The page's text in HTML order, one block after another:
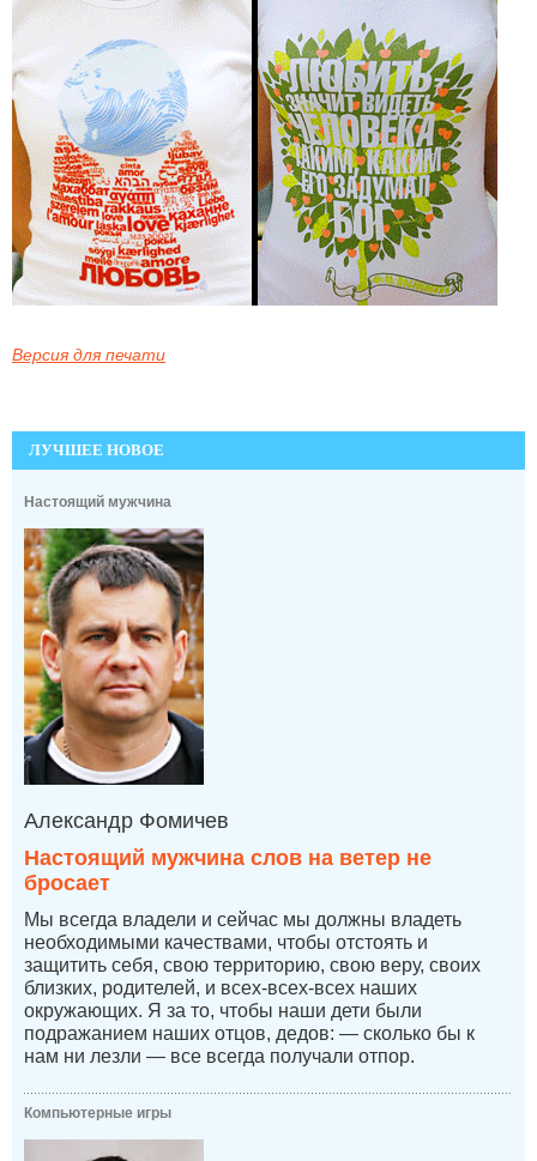
Версия для печати
ЛУЧШЕЕ НОВОЕ
Настоящий мужчина
Александр Фомичев
Настоящий мужчина слов на ветер не
бросает
Мы всегда владели и сейчас мы должны владеть
необходимыми качествами, чтобы отстоять и
защитить себя, свою территорию, свою веру, своих
близких, родителей, и всех-всех-всех наших
окружающих. Я за то, чтобы наши дети были
подражанием наших отцов, дедов: — сколько бы к
нам ни лезли — все всегда получали отпор.
Компьютерные игры